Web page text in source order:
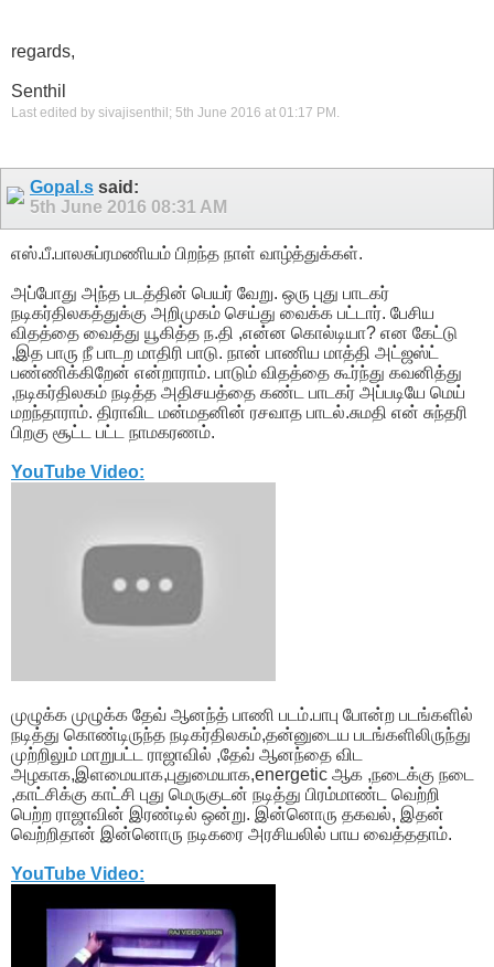
regards,
Senthil
Last edited by sivajisenthil; 5th June 2016 at 01:17 PM .
Gopal.s said:
5th June 2016 08:31 AM
எஸ்.பீ.பாலசுப்ரமணியம் பிறந்த நாள் வாழ்த்துக்கள்.
அப்போது அந்த படத்தின் பெயர் வேறு. ஒரு புது பாடகர்
நடிகர்திலகத்துக்கு அறிமுகம் செய்து வைக்க பட்டார். பேசிய
விதத்தை வைத்து யூகித்த ந.தி ,என்ன கொல்டியா? என கேட்டு
,இத பாரு நீ பாடற மாதிரி பாடு. நான் பாணிய மாத்தி அட்ஜஸ்ட்
பண்ணிக்கிறேன் என்றாராம். பாடும் விதத்தை கூர்ந்து கவனித்து
,நடிகர்திலகம் நடித்த அதிசயத்தை கண்ட பாடகர் அப்படியே மெய்
மறந்தாராம். திராவிட மன்மதனின் ரசவாத பாடல்.சுமதி என் சுந்தரி
பிறகு சூட்ட பட்ட நாமகரணம்.
YouTube Video:
முழுக்க முழுக்க தேவ் ஆனந்த் பாணி படம்.பாபு போன்ற படங்களில்
நடித்து கொண்டிருந்த நடிகர்திலகம்,தன்னுடைய படங்களிலிருந்து
முற்றிலும் மாறுபட்ட ராஜாவில் ,தேவ் ஆனந்தை விட
அழகாக,இளமையாக,புதுமையாக,energetic ஆக ,நடைக்கு நடை
,காட்சிக்கு காட்சி புது மெருகுடன் நடித்து பிரம்மாண்ட வெற்றி
பெற்ற ராஜாவின் இரண்டில் ஒன்று. இன்னொரு தகவல், இதன்
வெற்றிதான் இன்னொரு நடிகரை அரசியலில் பாய வைத்ததாம்.
YouTube Video: